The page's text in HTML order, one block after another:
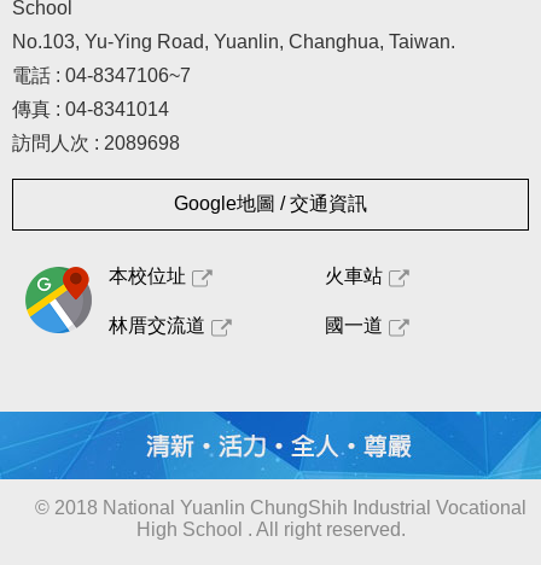
School
No.103, Yu-Ying Road, Yuanlin, Changhua, Taiwan.
電話 : 04-8347106~7
傳真 : 04-8341014
訪問人次 : 2089698
Google地圖 / 交通資訊
本校位址 火車站
林厝交流道 國一道
© 2018 National Yuanlin ChungShih Industrial Vocational
High School . All right reserved.